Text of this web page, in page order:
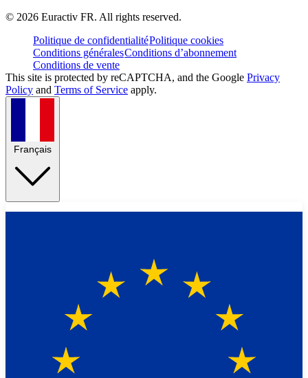
© 2026 Euractiv FR. All rights reserved.
Politique de confidentialitéPolitique cookies
Conditions généralesConditions d’abonnement
Conditions de vente
This site is protected by reCAPTCHA, and the Google Privacy
Policy and Terms of Service apply.
Français